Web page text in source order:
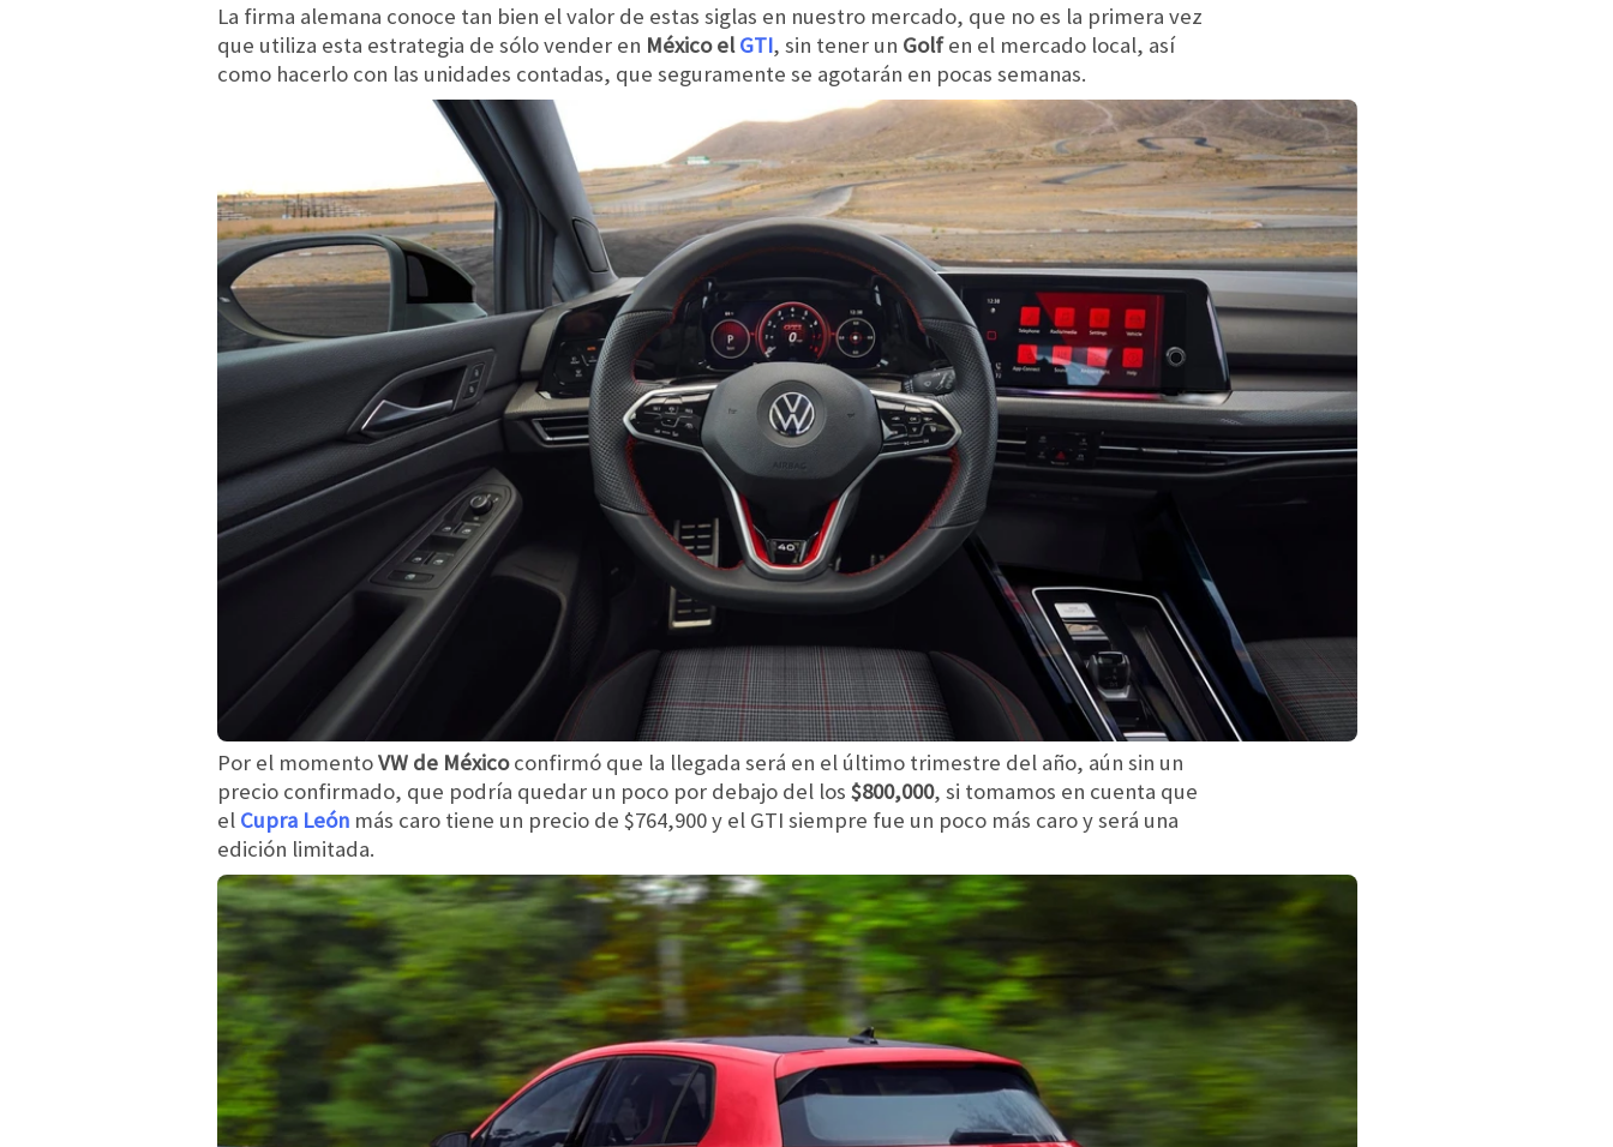
La firma alemana conoce tan bien el valor de estas siglas en nuestro mercado, que no es la primera vez
que utiliza esta estrategia de sólo vender en México elGTI, sin tener un Golfen el mercado local, así
como hacerlo con las unidades contadas, que seguramente se agotarán en pocas semanas.
Por el momentoVW de Méxicoconfirmó que la llegada será en el último trimestre del año, aún sin un
precio confirmado, que podría quedar un poco por debajo del los $800,000, si tomamos en cuenta que
el Cupra León más caro tiene un precio de $764,900 y el GTI siempre fue un poco más caro y será una
edición limitada.